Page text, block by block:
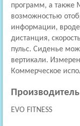
программ, а также
возможностью
информации,
дистанция,
пульс. Сиденье
вертикали.
Коммерческое
Производитель
EVO FITNESS